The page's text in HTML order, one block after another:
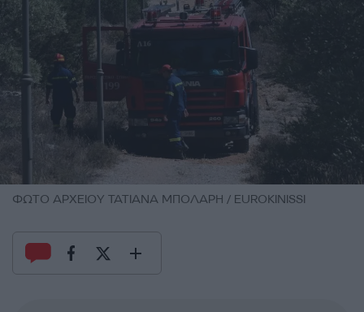
ΦΩΤΟ ΑΡΧΕΙΟΥ ΤΑΤΙΑΝΑ ΜΠΟΛΑΡΗ / EUROKINISSI